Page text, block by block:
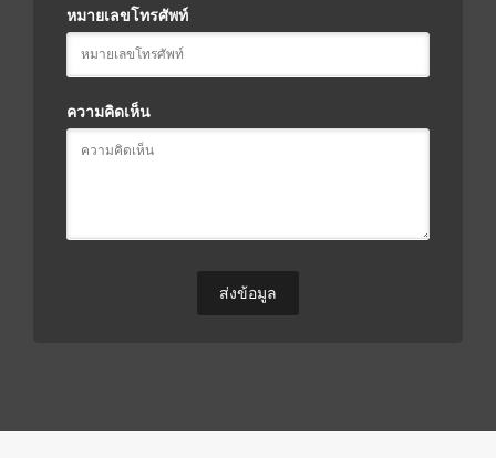
หมายเลขโทรศัพท์
ความคิดเห็น